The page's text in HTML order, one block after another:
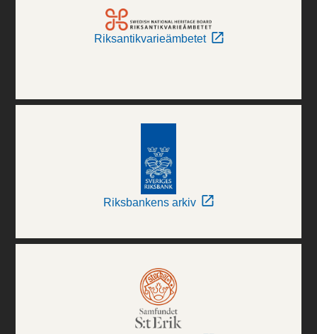
Riksantikvarieämbetet
Riksbankens arkiv